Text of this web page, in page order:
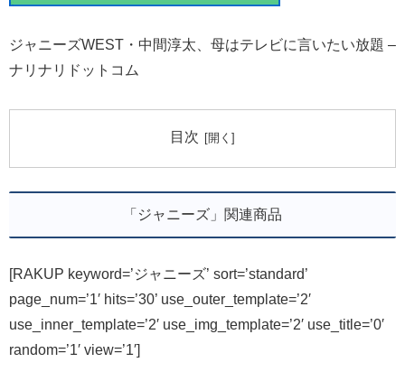
ジャニーズWEST・中間淳太、母はテレビに言いたい放題 –
ナリナリドットコム
目次
「ジャニーズ」関連商品
[RAKUP keyword=’ジャニーズ’ sort=’standard’
page_num=’1′ hits=’30’ use_outer_template=’2′
use_inner_template=’2′ use_img_template=’2′ use_title=’0′
random=’1′ view=’1′]